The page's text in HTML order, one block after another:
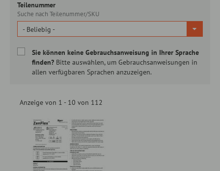
Teilenummer
Suche nach Teilenummer/SKU
- Beliebig -
Sie können keine Gebrauchsanweisung in Ihrer Sprache
finden? Bitte auswählen, um Gebrauchsanweisungen in
allen verfügbaren Sprachen anzuzeigen.
Anzeige von 1 - 10 von 112